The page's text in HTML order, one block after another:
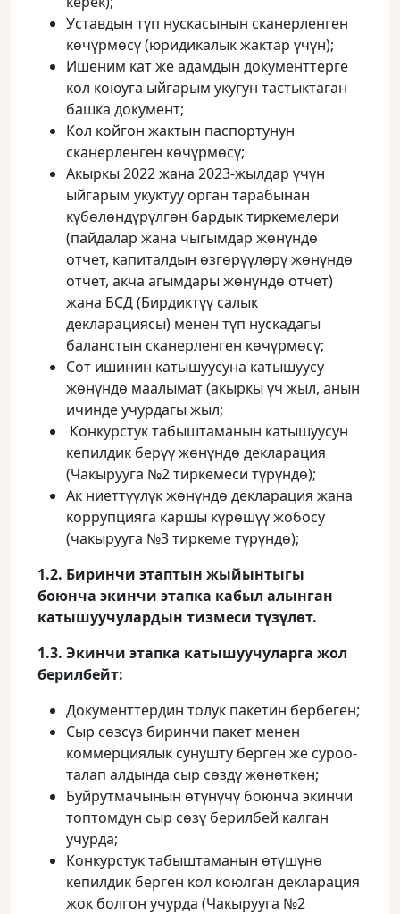
Уставдын түп нускасынын сканерленген
көчүрмөсү (юридикалык жактар үчүн);
Ишеним кат же адамдын документтерге
кол коюуга ыйгарым укугун тастыктаган
башка документ;
Кол койгон жактын паспортунун
сканерленген көчүрмөсү;
Акыркы 2022 жана 2023-жылдар үчүн
ыйгарым укуктуу орган тарабынан
күбөлөндүрүлгөн бардык тиркемелери
(пайдалар жана чыгымдар жөнүндө
отчет, капиталдын өзгөрүүлөрү жөнүндө
отчет, акча агымдары жөнүндө отчет)
жана БСД (Бирдиктүү салык
декларациясы) менен түп нускадагы
баланстын сканерленген көчүрмөсү;
Сот ишинин катышуусуна катышуусу
жөнүндө маалымат (акыркы үч жыл, анын
ичинде учурдагы жыл;
Конкурстук табыштаманын катышуусун
кепилдик берүү жөнүндө декларация
(Чакырууга №2 тиркемеси түрүндө);
Ак ниеттүүлүк жөнүндө декларация жана
коррупцияга каршы күрөшүү жобосу
(чакырууга №3 тиркеме түрүндө);
1.2. Биринчи этаптын жыйынтыгы
боюнча экинчи этапка кабыл алынган
катышуучулардын тизмеси түзүлөт.
1.3. Экинчи этапка катышуучуларга жол
берилбейт:
Документтердин толук пакетин бербеген;
Сыр сөзсүз биринчи пакет менен
коммерциялык сунушту берген же суроо-
талап алдында сыр сөздү жөнөткөн;
Буйрутмачынын өтүнүчү боюнча экинчи
топтомдун сыр сөзү берилбей калган
учурда;
Конкурстук табыштаманын өтүшүнө
кепилдик берген кол коюлган декларация
жок болгон учурда (Чакырууга №2